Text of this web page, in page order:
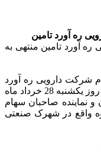
ره آورد تامین
آورد تامین منتهی به
شرکت دارویی ره آورد
تامین منتهی به 29 اسفند 1401، ساعت 15 روز یکشنبه 28 خرداد ماه
و نماینده صاحبان سهام
واقع در شهرک صنعتی